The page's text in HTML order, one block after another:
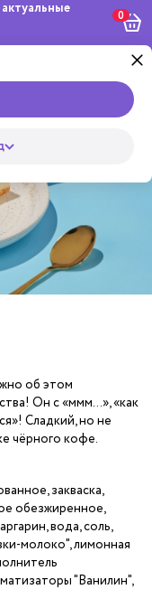
актуальные
0
об этом
Он с «ммм…», «как
Сладкий, но не
чёрного кофе.
закваска,
обезжиренное,
вода, соль,
молоко", лимонная
"Ванилин",